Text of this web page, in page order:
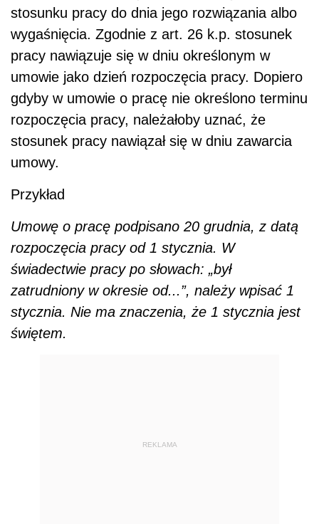
stosunku pracy do dnia jego rozwiązania albo
wygaśnięcia. Zgodnie z art. 26 k.p. stosunek
pracy nawiązuje się w dniu określonym w
umowie jako dzień rozpoczęcia pracy. Dopiero
gdyby w umowie o pracę nie określono terminu
rozpoczęcia pracy, należałoby uznać, że
stosunek pracy nawiązał się w dniu zawarcia
umowy.
Przykład
Umowę o pracę podpisano 20 grudnia, z datą
rozpoczęcia pracy od 1 stycznia. W
świadectwie pracy po słowach: „był
zatrudniony w okresie od...”, należy wpisać 1
stycznia. Nie ma znaczenia, że 1 stycznia jest
świętem.
REKLAMA